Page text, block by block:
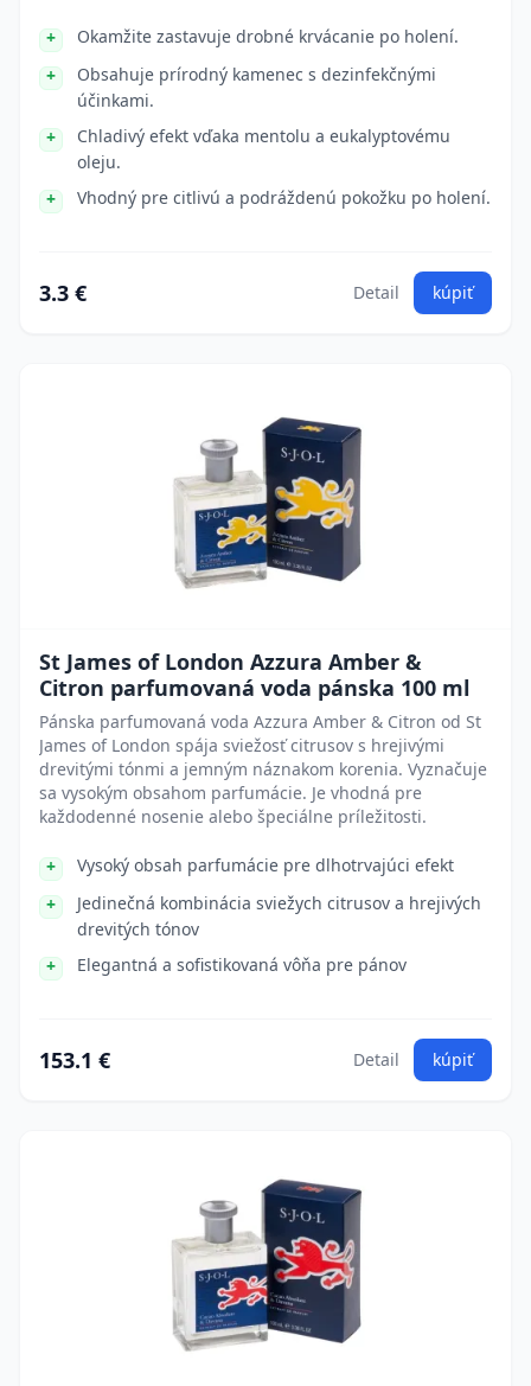
Okamžite zastavuje drobné krvácanie po holení.
Obsahuje prírodný kamenec s dezinfekčnými
účinkami.
Chladivý efekt vďaka mentolu a eukalyptovému
oleju.
Vhodný pre citlivú a podráždenú pokožku po holení.
3.3 € Detail kúpiť
St James of London Azzura Amber &
Citron parfumovaná voda pánska 100 ml
Pánska parfumovaná voda Azzura Amber & Citron od St
James of London spája sviežosť citrusov s hrejivými
drevitými tónmi a jemným náznakom korenia. Vyznačuje
sa vysokým obsahom parfumácie. Je vhodná pre
každodenné nosenie alebo špeciálne príležitosti.
Vysoký obsah parfumácie pre dlhotrvajúci efekt
Jedinečná kombinácia sviežych citrusov a hrejivých
drevitých tónov
Elegantná a sofistikovaná vôňa pre pánov
153.1 € Detail kúpiť